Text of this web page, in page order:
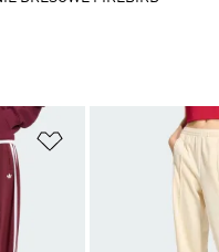
Dodaj do listy życzeń